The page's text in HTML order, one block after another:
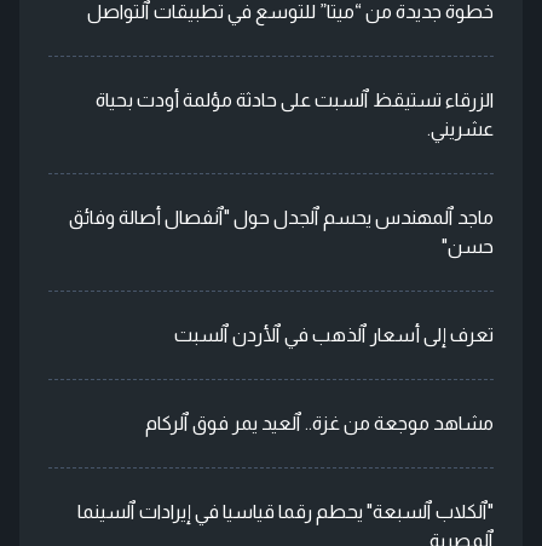
خطوة جديدة من “ميتا” للتوسع في تطبيقات ٱلتواصل
الزرقاء تستيقظ ٱلسبت على حادثة مؤلمة أودت بحياة
عشريني.
ماجد ٱلمهندس يحسم ٱلجدل حول "ٱنفصال أصالة وفائق
حسن"
تعرف إلى أسعار ٱلذهب في ٱلأردن ٱلسبت
مشاهد موجعة من غزة.. ٱلعيد يمر فوق ٱلركام
"ٱلكلاب ٱلسبعة" يحطم رقما قياسيا في إيرادات ٱلسينما
ٱلمصرية